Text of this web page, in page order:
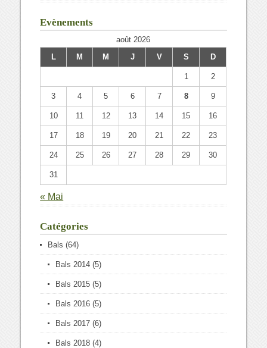
Evènements
août 2026
L
M M J V S D
1 2
3 4 5 6 7 8 9
10 11 12 13 14 15 16
17 18 19 20 21 22 23
24 25 26 27 28 29 30
31
« Mai
Catégories
Bals (64)
Bals 2014 (5)
Bals 2015 (5)
Bals 2016 (5)
Bals 2017 (6)
Bals 2018 (4)